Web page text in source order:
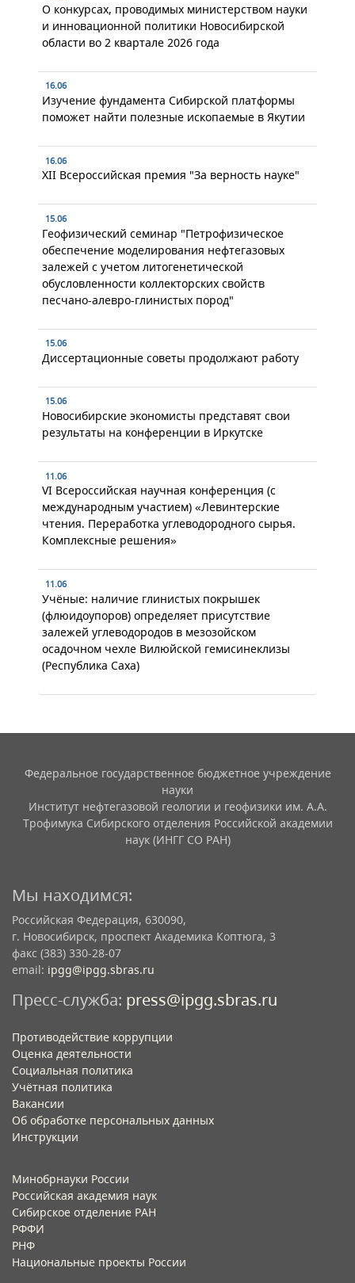
О конкурсах, проводимых министерством науки
и инновационной политики Новосибирской
области во 2 квартале 2026 года
16.06
Изучение фундамента Сибирской платформы
поможет найти полезные ископаемые в Якутии
16.06
XII Всероссийская премия "За верность науке"
15.06
Геофизический семинар "Петрофизическое
обеспечение моделирования нефтегазовых
залежей с учетом литогенетической
обусловленности коллекторских свойств
песчано-алевро-глинистых пород"
15.06
Диссертационные советы продолжают работу
15.06
Новосибирские экономисты представят свои
результаты на конференции в Иркутске
11.06
VI Всероссийская научная конференция (с
международным участием) «Левинтерские
чтения. Переработка углеводородного сырья.
Комплексные решения»
11.06
Учёные: наличие глинистых покрышек
(флюидоупоров) определяет присутствие
залежей углеводородов в мезозойском
осадочном чехле Вилюйской гемисинеклизы
(Республика Саха)
Федеральное государственное бюджетное учреждение
науки
Институт нефтегазовой геологии и геофизики им. А.А.
Трофимука Сибирского отделения Российской академии
наук (ИНГГ СО РАН)
Мы находимся:
Российская Федерация, 630090,
г. Новосибирск, проспект Академика Коптюга, 3
факс (383) 330-28-07
email: ipgg@ipgg.sbras.ru
Пресс-служба: press@ipgg.sbras.ru
Противодействие коррупции
Оценка деятельности
Социальная политика
Учётная политика​
Вакансии​
Об обработке персональных данных​
Инструкции​
Минобрнауки России
Российская академия наук
Сибирское отделение РАН
РФФИ
РНФ
Национальные проекты России